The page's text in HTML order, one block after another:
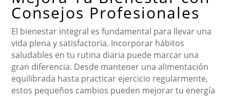
Consejos Profesionales
El bienestar integral es fundamental para llevar una
vida plena y satisfactoria. Incorporar hábitos
saludables en tu rutina diaria puede marcar una
gran diferencia. Desde mantener una alimentación
equilibrada hasta practicar ejercicio regularmente,
estos pequeños cambios pueden mejorar tu energía